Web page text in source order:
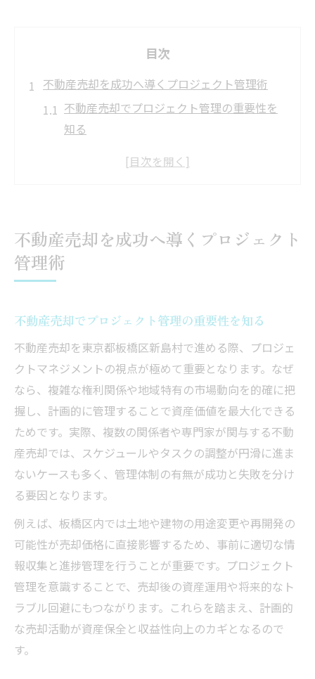
目次
不動産売却を成功へ導くプロジェクト管理術
不動産売却でプロジェクト管理の重要性を
知る
プロジェクトマネジメントが不動産売却に
法
プロによる不動産売却マネジメント活用ポ
板橋区新島村における資産価値向上の秘訣
プロジェクトマネジメントで資産価値を最
大化
資産価値を高めるための不動産売却戦略
不動産売却と地域ニーズの把握が成功の鍵
プロに相談する不動産売却の活用術とは
複雑な権利関係も安心な不動産売却の進め方
不動産売却時の権利関係整理のポイント
プロジェクトマネジメントで進める権利調
整
安心安全な不動産売却の流れを解説
専門家に頼る不動産売却の権利処理法
複雑な権利関係を円滑にする売却管理術
不動産売却を成功へ導くプロジェクト
管理術
不動産売却でプロジェクト管理の重要性を知る
不動産売却を東京都板橋区新島村で進める際、プロジェ
クトマネジメントの視点が極めて重要となります。なぜ
なら、複雑な権利関係や地域特有の市場動向を的確に把
握し、計画的に管理することで資産価値を最大化できる
ためです。実際、複数の関係者や専門家が関与する不動
産売却では、スケジュールやタスクの調整が円滑に進ま
ないケースも多く、管理体制の有無が成功と失敗を分け
る要因となります。
例えば、板橋区内では土地や建物の用途変更や再開発の
可能性が売却価格に直接影響するため、事前に適切な情
報収集と進捗管理を行うことが重要です。プロジェクト
管理を意識することで、売却後の資産運用や将来的なト
ラブル回避にもつながります。これらを踏まえ、計画的
な売却活動が資産保全と収益性向上のカギとなるので
す。